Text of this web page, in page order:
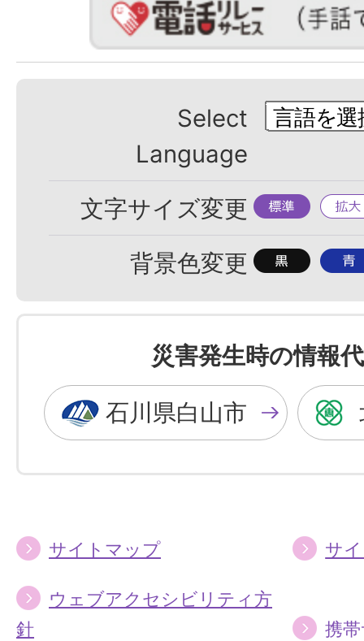
Select
Language
文字サイズ変更 標
準
拡
大
背景色変更 背
色
を
黒
色
に
背
色
を
青
色
に
災害発生時の情報
石川県白山市
サイトマップ サ
ウェブアクセシビリティ方
針
携